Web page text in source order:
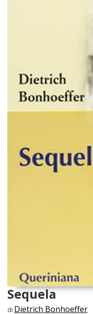
Sequela
di Dietrich Bonhoeffer